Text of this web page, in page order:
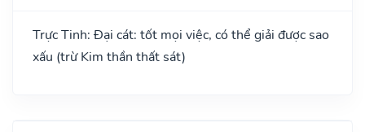
Trực Tinh: Đại cát: tốt mọi việc, có thể giải được sao
xấu (trừ Kim thần thất sát)